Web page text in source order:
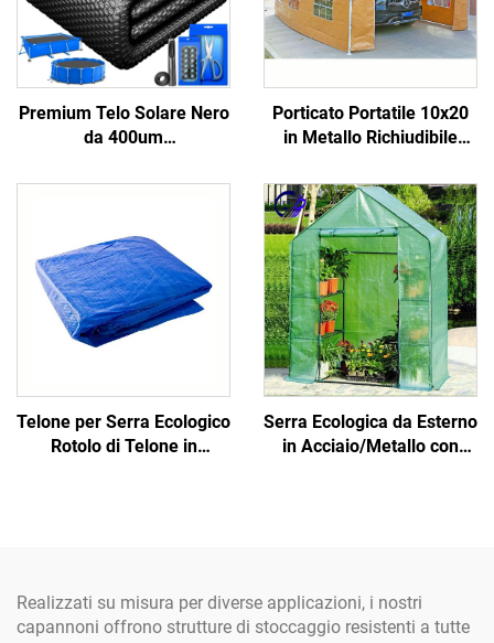
Premium Telo Solare Nero
da 400um
Dissipatore di Calore
Risparmio su Vari
Avvolgibili per Piscina
Porticato Portatile 10x20
in Metallo Richiudibile
Pergola per Parcheggio
Auto Capanno Portatile
per Auto Imbottigliamento
Telone per Serra Ecologico
Rotolo di Telone in
Serra Ecologica da Esterno
in Acciaio/Metallo con
Realizzati su misura per diverse applicazioni, i nostri
capannoni offrono strutture di stoccaggio resistenti a tutte